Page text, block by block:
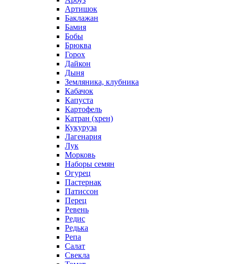
Артишок
Баклажан
Бамия
Бобы
Брюква
Горох
Дайкон
Дыня
Земляника, клубника
Кабачок
Капуста
Картофель
Катран (хрен)
Кукуруза
Лагенария
Лук
Морковь
Наборы семян
Огурец
Пастернак
Патиссон
Перец
Ревень
Редис
Редька
Репа
Салат
Свекла